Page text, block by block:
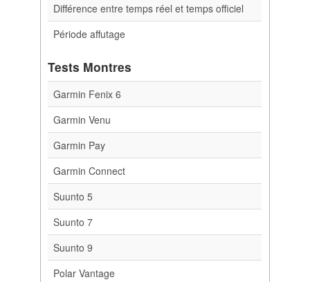
Différence entre temps réel et temps officiel
Période affutage
Tests Montres
Garmin Fenix 6
Garmin Venu
Garmin Pay
Garmin Connect
Suunto 5
Suunto 7
Suunto 9
Polar Vantage